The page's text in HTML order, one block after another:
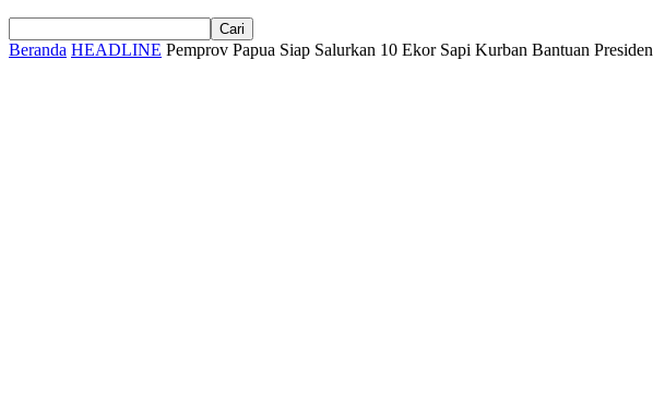
Beranda HEADLINE Pemprov Papua Siap Salurkan 10 Ekor Sapi Kurban Bantuan Presiden